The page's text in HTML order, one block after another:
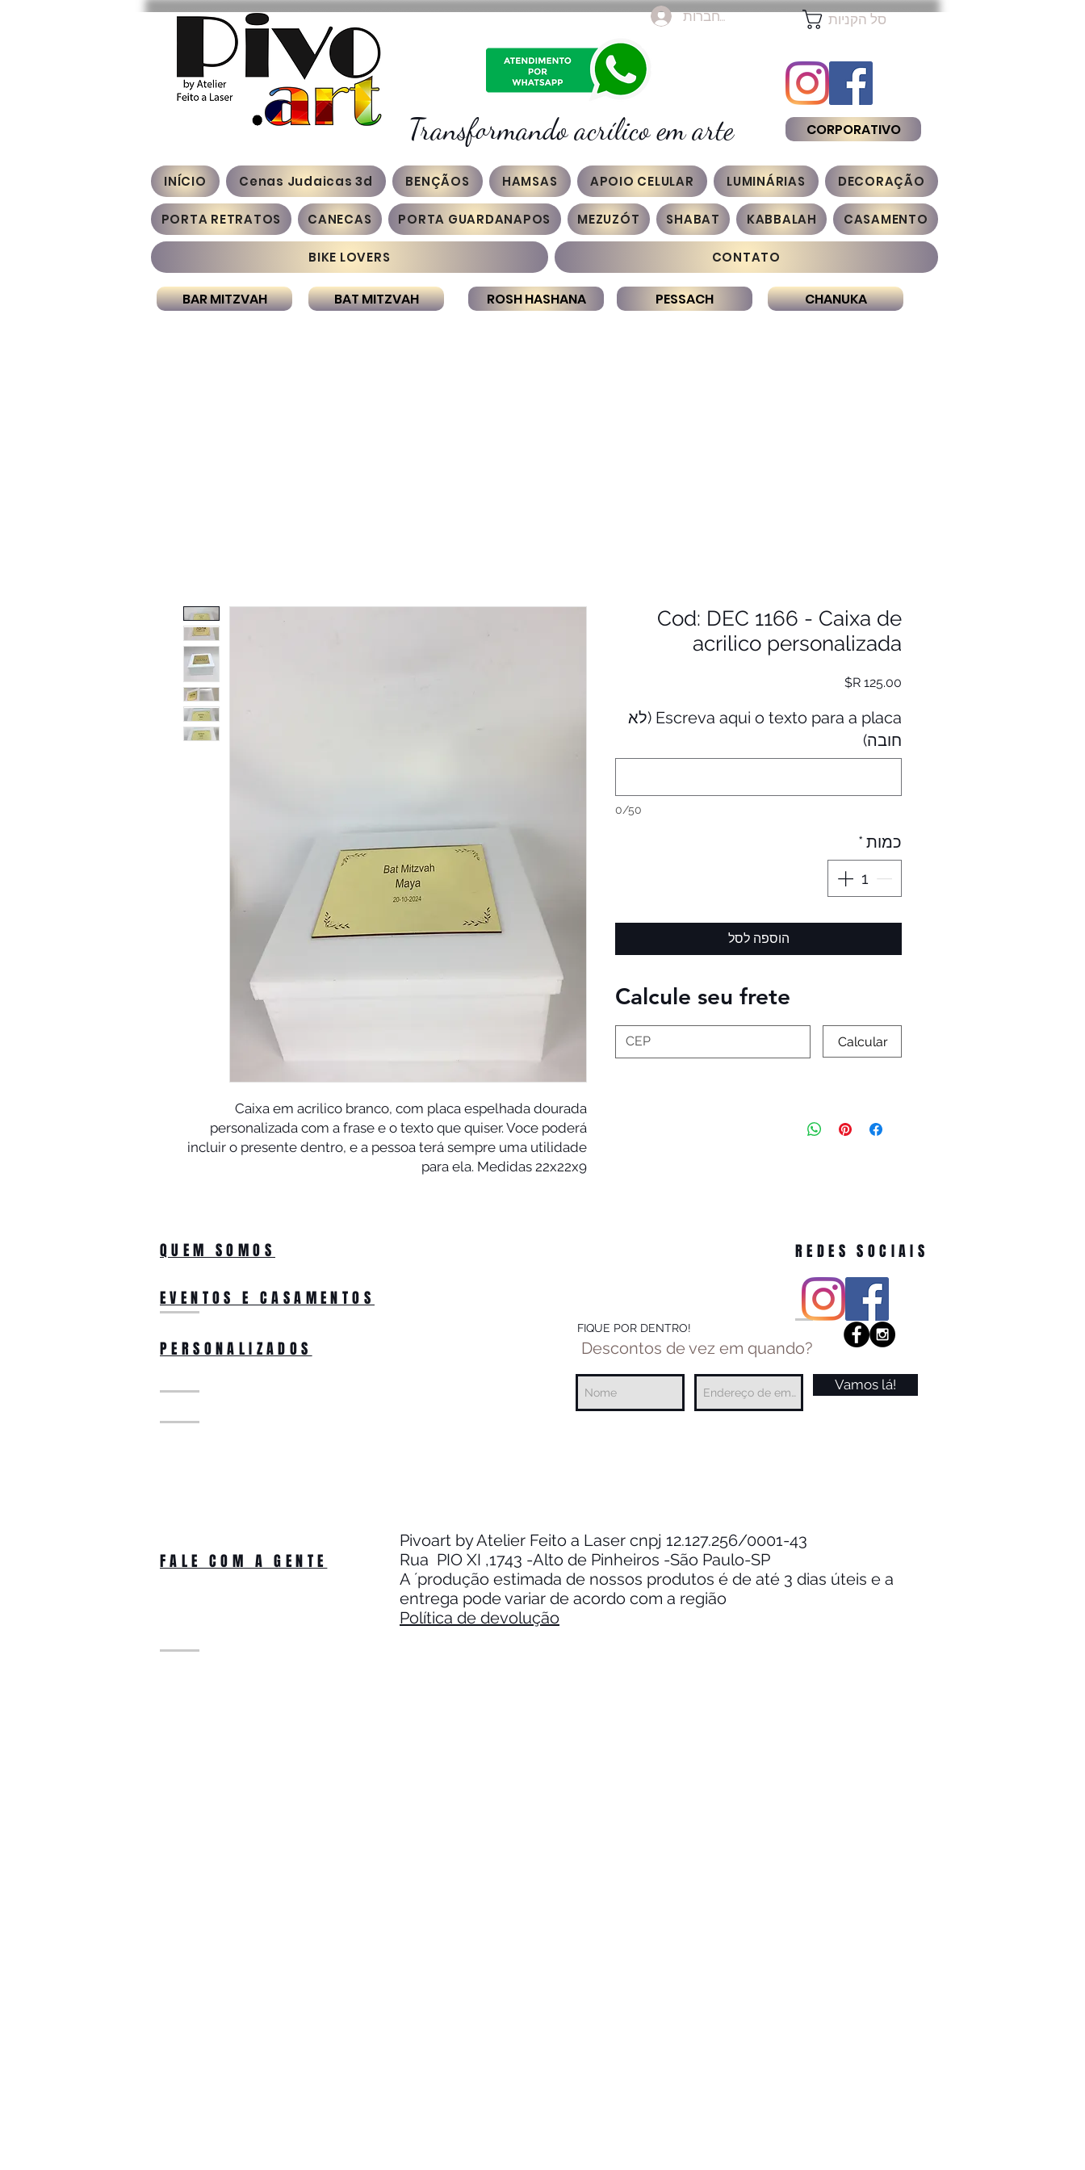
להתחברות
Transformando acrílico em arte
סל הקניות
CORPORATIVO
INÍCIO Cenas Judaicas 3d BENÇÃOS HAMSAS APOIO CELULAR LUMINÁRIAS DECORAÇÃO
PORTA RETRATOS CANECAS PORTA GUARDANAPOS MEZUZÓT SHABAT KABBALAH CASAMENTO
BIKE LOVERS CONTATO
BAR MITZVAH BAT MITZVAH ROSH HASHANA PESSACH CHANUKA
Caixa em acrilico branco, com placa espelhada dourada
personalizada com a frase e o texto que quiser. Voce poderá
incluir o presente dentro, e a pessoa terá sempre uma utilidade
para ela. Medidas 22x22x9
Cod: DEC 1166 - Caixa de
acrilico personalizada
מחיר
Escreva aqui o texto para a placa (לא
חובה)
0/50
כמות *
הוספה לסל
Calcule seu frete
Calcular
QUEM SOMOS
EVENTOS E CASAMENTOS
PERSONALIZADOS
REDES SOCIAIS
FIQUE POR DENTRO!
Descontos de vez em quando?
Vamos lá!
FALE COM A GENTE
Pivoart by Atelier Feito a Laser cnpj 12.127.256/0001-43
Rua PIO XI ,1743 -Alto de Pinheiros -São Paulo-SP
A ´produção estimada de nossos produtos é de até 3 dias úteis e a
entrega pode variar de acordo com a região
Política de devolução